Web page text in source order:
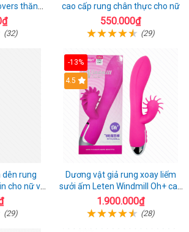
thăng
(32)
cao cấp rung chân thực cho nữ
550.000₫
(29)
dên rung
cho nữ và
(29)
-13%
4.5
Dương vật giả rung xoay liếm
sưởi ấm Leten Windmill Oh+ cao
cấp
1.900.000₫
(28)